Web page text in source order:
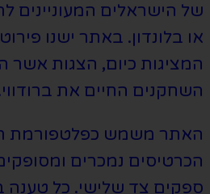
של הישראלים המעוניינים
או בלונדון. באתר ישנו
המציגות כיום, הצגות אשר
השחקנים החיים את
האתר משמש כפלטפורמת
הכרטיסים נמכרים
ספקים צד שלישי. כל טענה